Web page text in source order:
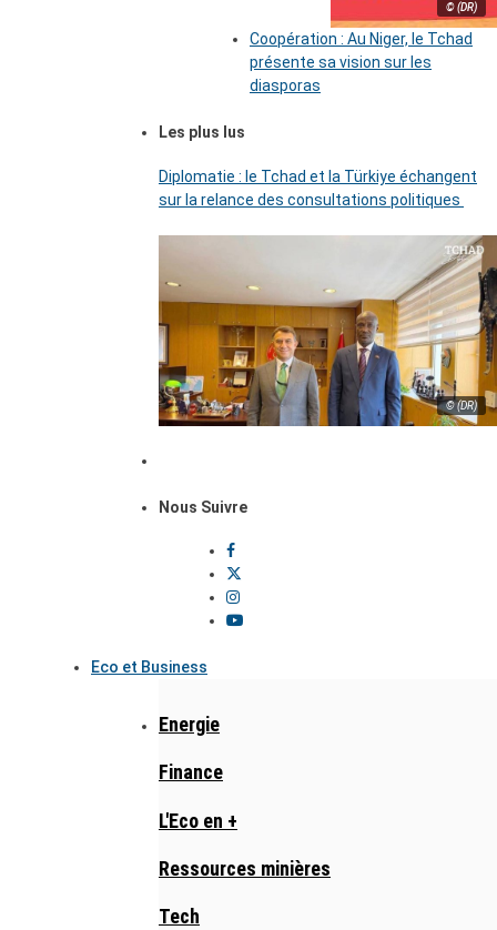
© (DR)
Coopération : Au Niger, le Tchad
présente sa vision sur les
diasporas
Les plus lus
Diplomatie : le Tchad et la Türkiye échangent
sur la relance des consultations politiques
© (DR)
Nous Suivre
Eco et Business
Energie
Finance
L'Eco en +
Ressources minières
Tech